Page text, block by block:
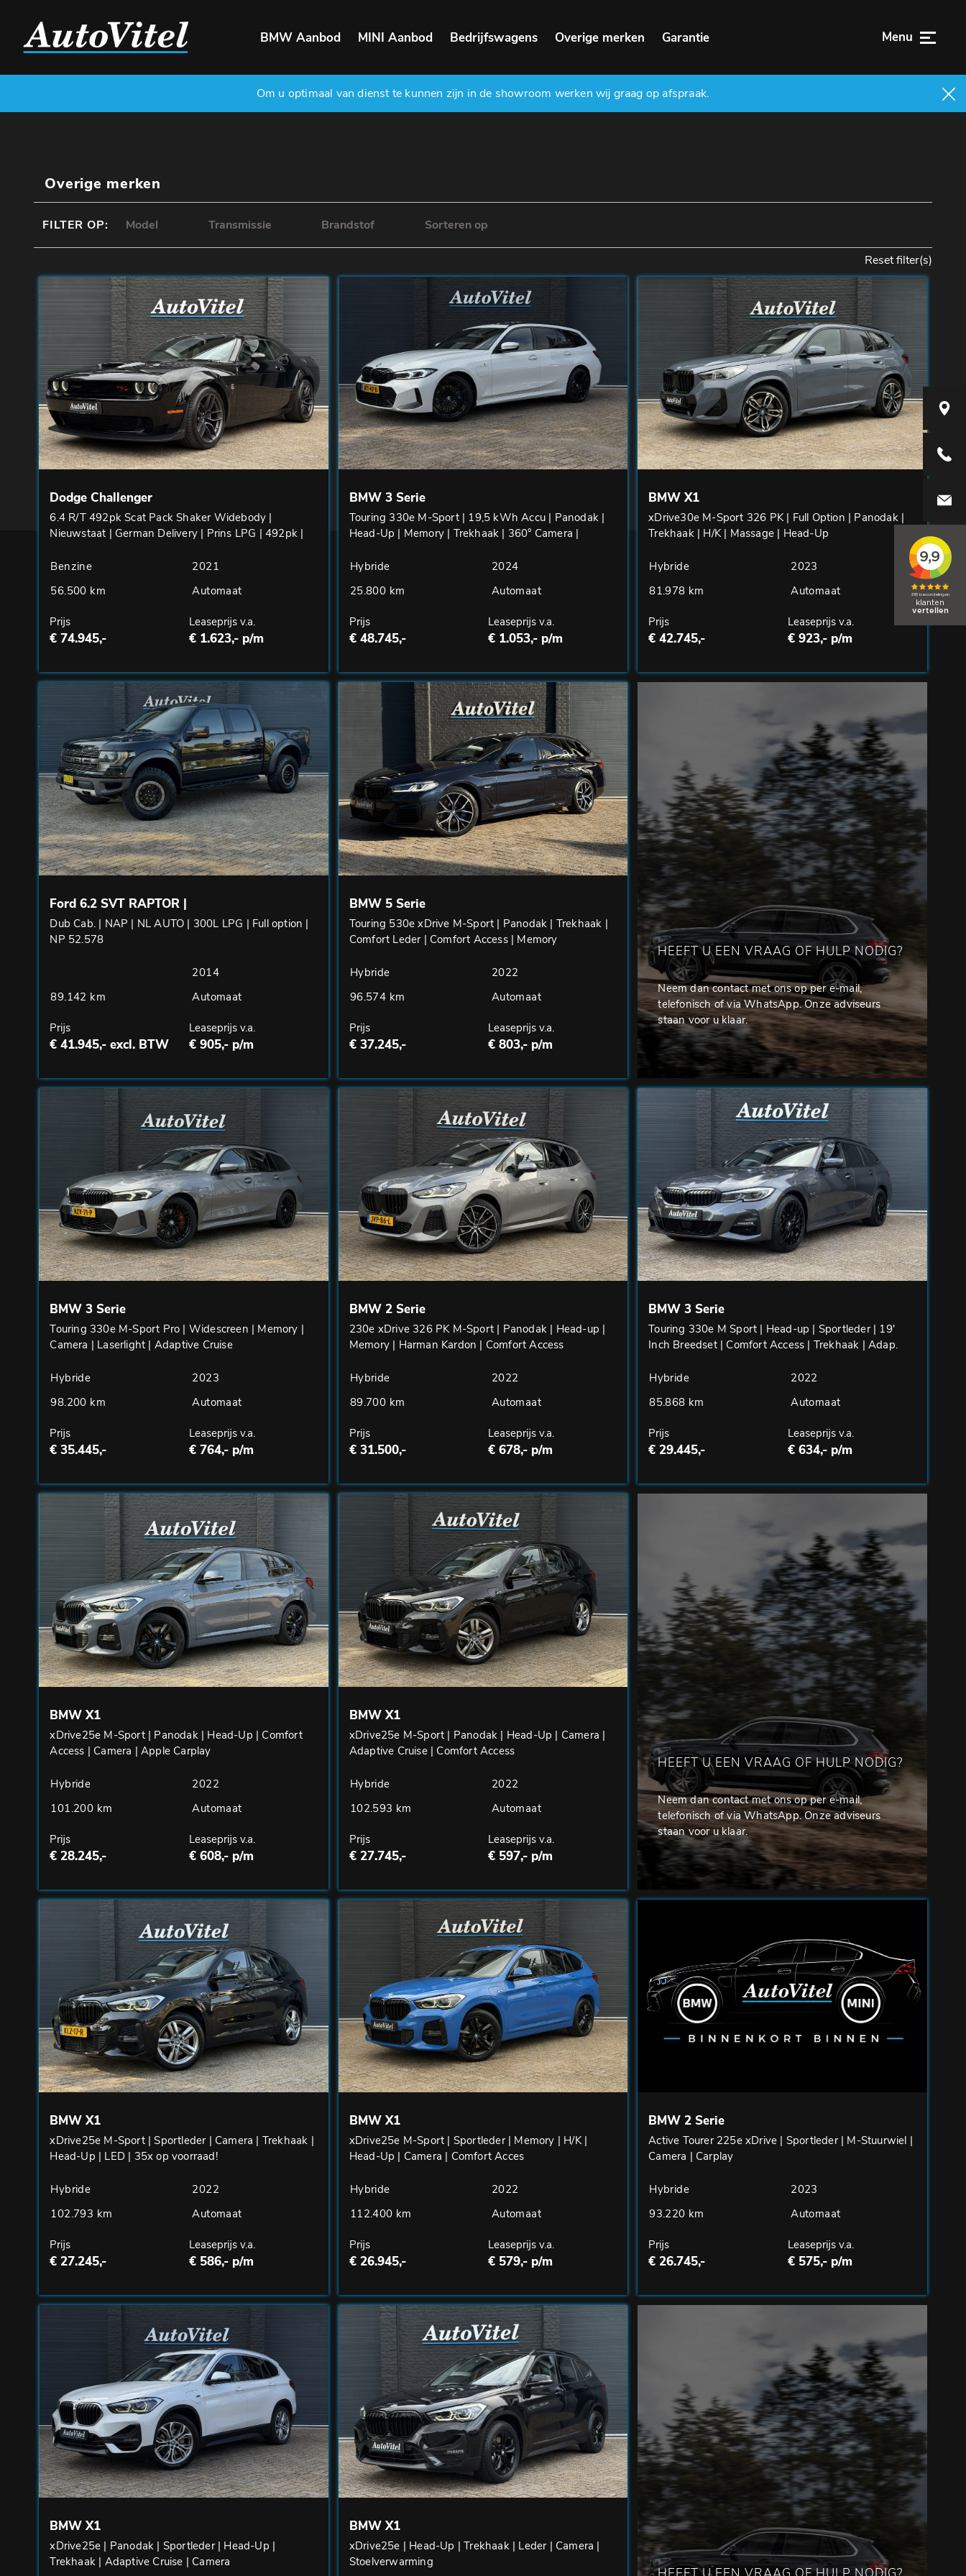
BMW Aanbod MINI Aanbod Bedrijfswagens Overige merken Garantie Menu
Om u optimaal van dienst te kunnen zijn in de showroom werken wij graag op afspraak.
Overige merken
FILTER OP:
Reset filter(s)
Dodge Challenger
6.4 R/T 492pk Scat Pack Shaker Widebody |
Nieuwstaat | German Delivery | Prins LPG | 492pk |
Benzine
2021
56.500 km
Automaat
Prijs
€ 74.945,-
Leaseprijs v.a.
€ 1.623,- p/m
BMW 3 Serie
Touring 330e M-Sport | 19,5 kWh Accu | Panodak |
Head-Up | Memory | Trekhaak | 360° Camera |
Hybride
2024
25.800 km
Automaat
Prijs
€ 48.745,-
Leaseprijs v.a.
€ 1.053,- p/m
BMW X1
xDrive30e M-Sport 326 PK | Full Option | Panodak |
Trekhaak | H/K | Massage | Head-Up
Hybride
2023
81.978 km
Automaat
Prijs
€ 42.745,-
Leaseprijs v.a.
€ 923,- p/m
Ford 6.2 SVT RAPTOR |
Dub Cab. | NAP | NL AUTO | 300L LPG | Full option |
NP 52.578
2014
89.142 km
Automaat
Prijs
€ 41.945,- excl. BTW
Leaseprijs v.a.
€ 905,- p/m
BMW 5 Serie
Touring 530e xDrive M-Sport | Panodak | Trekhaak |
Comfort Leder | Comfort Access | Memory
Hybride
2022
96.574 km
Automaat
Prijs
€ 37.245,-
Leaseprijs v.a.
€ 803,- p/m
HEEFT U EEN VRAAG OF HULP NODIG?
Neem dan contact met ons op per e-mail,
telefonisch of via WhatsApp. Onze adviseurs
staan voor u klaar.
BMW 3 Serie
Touring 330e M-Sport Pro | Widescreen | Memory |
Camera | Laserlight | Adaptive Cruise
Hybride
2023
98.200 km
Automaat
Prijs
€ 35.445,-
Leaseprijs v.a.
€ 764,- p/m
BMW 2 Serie
230e xDrive 326 PK M-Sport | Panodak | Head-up |
Memory | Harman Kardon | Comfort Access
Hybride
2022
89.700 km
Automaat
Prijs
€ 31.500,-
Leaseprijs v.a.
€ 678,- p/m
BMW 3 Serie
Touring 330e M Sport | Head-up | Sportleder | 19'
Inch Breedset | Comfort Access | Trekhaak | Adap.
Hybride
2022
85.868 km
Automaat
Prijs
€ 29.445,-
Leaseprijs v.a.
€ 634,- p/m
BMW X1
xDrive25e M-Sport | Panodak | Head-Up | Comfort
Access | Camera | Apple Carplay
Hybride
2022
101.200 km
Automaat
Prijs
€ 28.245,-
Leaseprijs v.a.
€ 608,- p/m
BMW X1
xDrive25e M-Sport | Panodak | Head-Up | Camera |
Adaptive Cruise | Comfort Access
Hybride
2022
102.593 km
Automaat
Prijs
€ 27.745,-
Leaseprijs v.a.
€ 597,- p/m
HEEFT U EEN VRAAG OF HULP NODIG?
Neem dan contact met ons op per e-mail,
telefonisch of via WhatsApp. Onze adviseurs
staan voor u klaar.
BMW X1
xDrive25e M-Sport | Sportleder | Camera | Trekhaak |
Head-Up | LED | 35x op voorraad!
Hybride
2022
102.793 km
Automaat
Prijs
€ 27.245,-
Leaseprijs v.a.
€ 586,- p/m
BMW X1
xDrive25e M-Sport | Sportleder | Memory | H/K |
Head-Up | Camera | Comfort Acces
Hybride
2022
112.400 km
Automaat
Prijs
€ 26.945,-
Leaseprijs v.a.
€ 579,- p/m
BMW 2 Serie
Active Tourer 225e xDrive | Sportleder | M-Stuurwiel |
Camera | Carplay
Hybride
2023
93.220 km
Automaat
Prijs
€ 26.745,-
Leaseprijs v.a.
€ 575,- p/m
BMW X1
xDrive25e | Panodak | Sportleder | Head-Up |
Trekhaak | Adaptive Cruise | Camera
BMW X1
xDrive25e | Head-Up | Trekhaak | Leder | Camera |
Stoelverwarming